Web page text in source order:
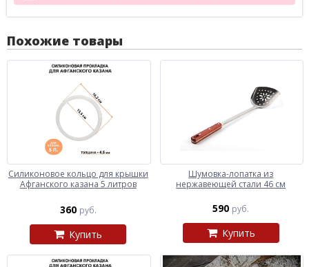
Похожие товары
Силиконовое кольцо для крышки
Афганского казана 5 литров
360 руб.
Купить
Шумовка-лопатка из
нержавеющей стали 46 см
590 руб.
Купить